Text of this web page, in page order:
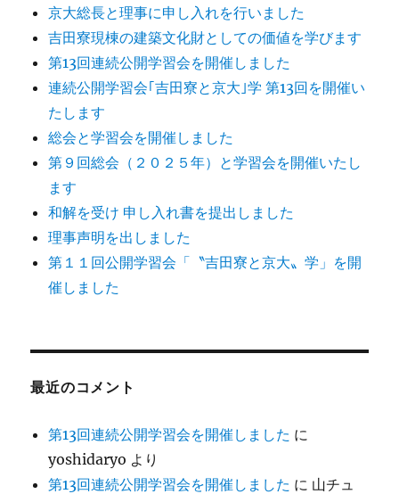
京大総長と理事に申し入れを行いました
吉田寮現棟の建築文化財としての価値を学びます
第13回連続公開学習会を開催しました
連続公開学習会｢吉田寮と京大｣学 第13回を開催い
たします
総会と学習会を開催しました
第９回総会（２０２５年）と学習会を開催いたし
ます
和解を受け 申し入れ書を提出しました
理事声明を出しました
第１１回公開学習会「〝吉田寮と京大〟学」を開
催しました
最近のコメント
第13回連続公開学習会を開催しました に
yoshidaryo より
第13回連続公開学習会を開催しました に 山チュ